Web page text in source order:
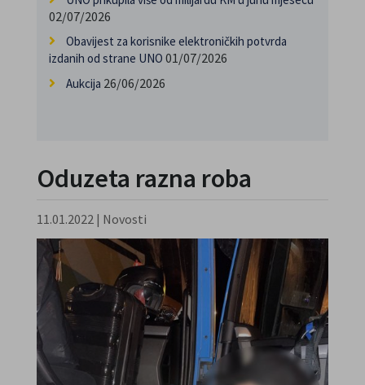
02/07/2026
Obavijest za korisnike elektroničkih potvrda
izdanih od strane UNO 01/07/2026
Aukcija 26/06/2026
Oduzeta razna roba
11.01.2022 | Novosti